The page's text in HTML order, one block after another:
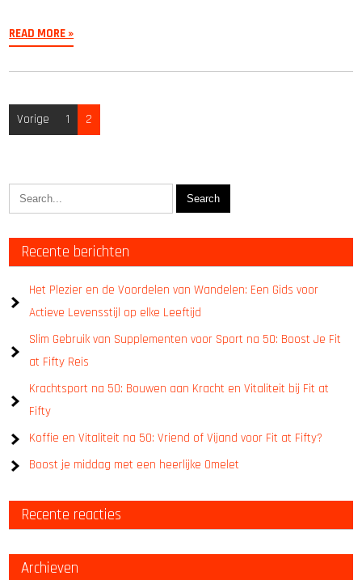
READ MORE »
Berichten
paginering
Vorige 1 2
Recente berichten
Het Plezier en de Voordelen van Wandelen: Een Gids voor
Actieve Levensstijl op elke Leeftijd
Slim Gebruik van Supplementen voor Sport na 50: Boost Je Fit
at Fifty Reis
Krachtsport na 50: Bouwen aan Kracht en Vitaliteit bij Fit at
Fifty
Koffie en Vitaliteit na 50: Vriend of Vijand voor Fit at Fifty?
Boost je middag met een heerlijke Omelet
Recente reacties
Archieven